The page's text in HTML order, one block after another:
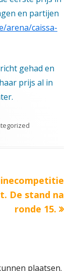
en partijen
arena/caissa-
gehad en
prijs al in
De stand na
ronde 15.
plaatsen.